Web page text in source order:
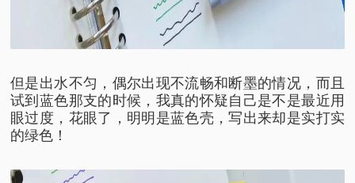
但是出水不匀， 偶尔出现不流畅和断墨的情况， 而且
试到蓝色那支的时候， 我真的怀疑自己是不是最近用
眼过度，花眼了， 明明是蓝色壳，写出来却是实打实
的绿色！